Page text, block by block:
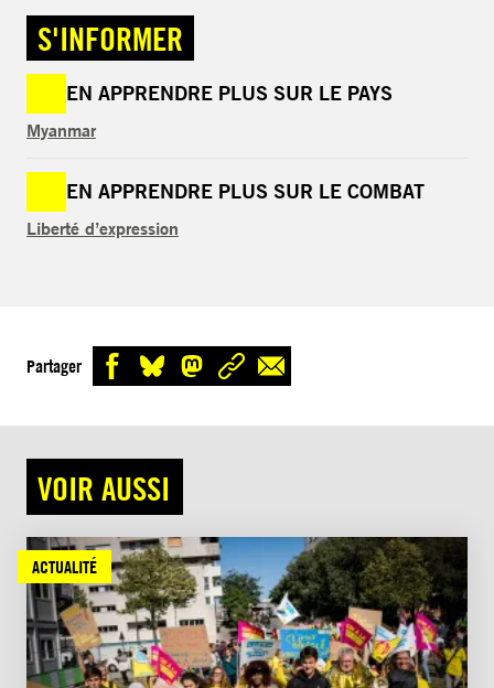
S'INFORMER
EN APPRENDRE PLUS SUR LE PAYS
Myanmar
EN APPRENDRE PLUS SUR LE COMBAT
Liberté d’expression
Partager
VOIR AUSSI
ACTUALITÉ